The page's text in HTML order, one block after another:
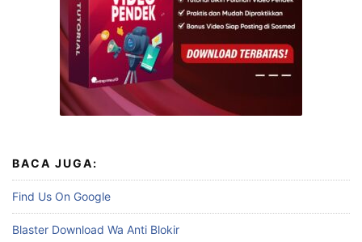
BACA JUGA:
Find Us On Google
Blaster Download Wa Anti Blokir